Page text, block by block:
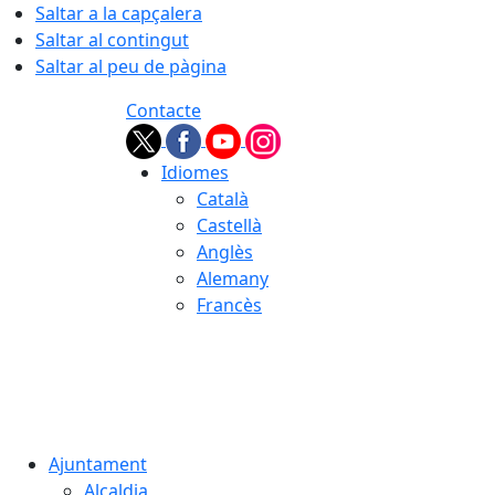
Saltar a la capçalera
Saltar al contingut
Saltar al peu de pàgina
Contacte
Idiomes
Català
Castellà
Anglès
Alemany
Francès
Ajuntament